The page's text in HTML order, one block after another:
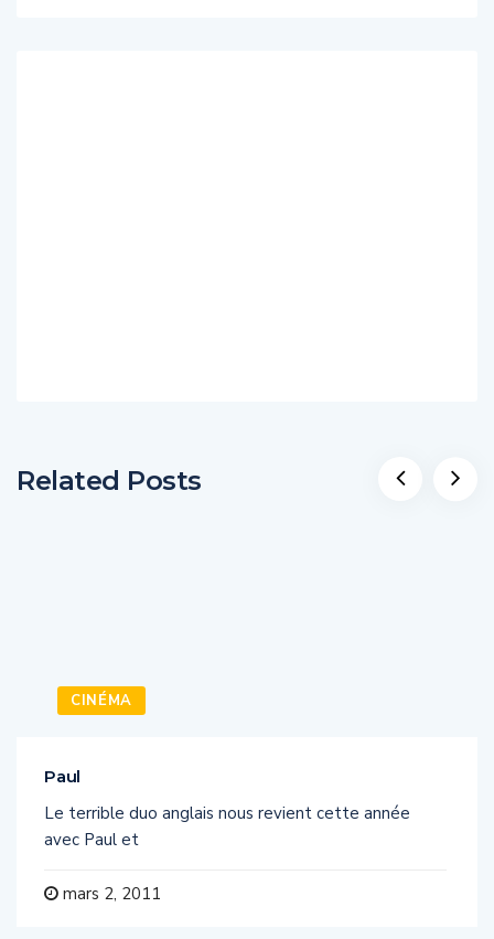
Related Posts
CINÉMA
Paul
Le terrible duo anglais nous revient cette année
avec Paul et
mars 2, 2011